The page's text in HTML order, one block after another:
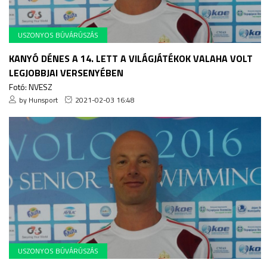
USZONYOS BÚVÁRÚSZÁS
KANYÓ DÉNES A 14. LETT A VILÁGJÁTÉKOK VALAHA VOLT
LEGJOBBJAI VERSENYÉBEN
Fotó: NVESZ
by Hunsport 2021-02-03 16:48
USZONYOS BÚVÁRÚSZÁS